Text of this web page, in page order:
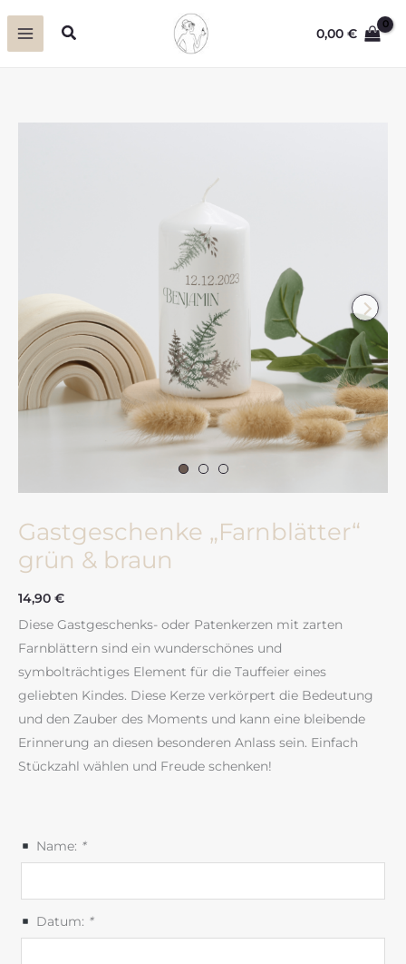
Inhalt
Suchen 0,00€
Gastgeschenke „Farnblätter“
grün & braun
14,90 €
Diese Gastgeschenks- oder Patenkerzen mit zarten
Farnblättern sind ein wunderschönes und
symbolträchtiges Element für die Tauffeier eines
geliebten Kindes. Diese Kerze verkörpert die Bedeutung
und den Zauber des Moments und kann eine bleibende
Erinnerung an diesen besonderen Anlass sein. Einfach
Stückzahl wählen und Freude schenken!
Name: *
Datum: *